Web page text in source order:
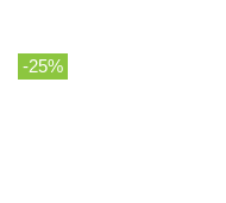
-25%